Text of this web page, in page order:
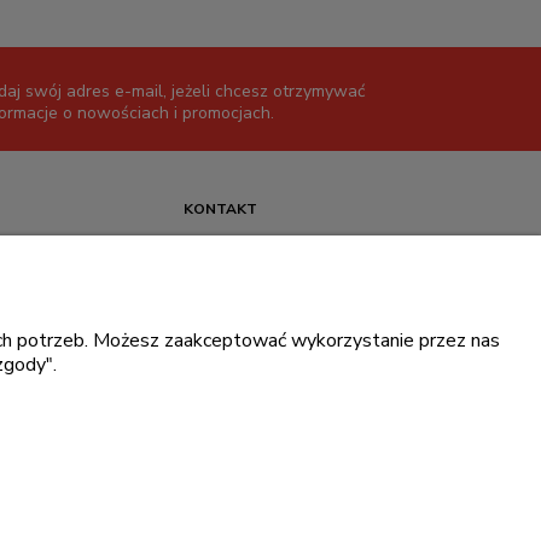
swój adres e-mail, jeżeli chcesz otrzymywać
o nowościach i promocjach.
KONTAKT
potrzeb. Możesz zaakceptować wykorzystanie przez nas